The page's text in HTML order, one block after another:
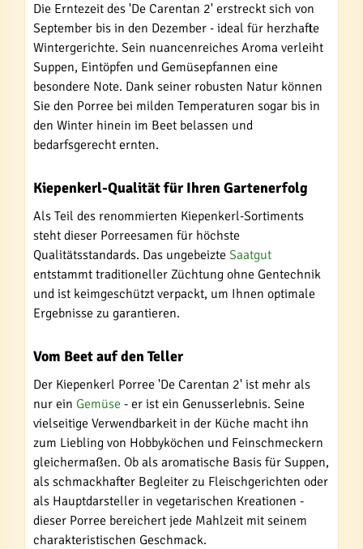
Die Erntezeit des 'De Carentan 2' erstreckt sich von
September bis in den Dezember - ideal für herzhafte
Wintergerichte. Sein nuancenreiches Aroma verleiht
Suppen, Eintöpfen und Gemüsepfannen eine
besondere Note. Dank seiner robusten Natur können
Sie den Porree bei milden Temperaturen sogar bis in
den Winter hinein im Beet belassen und
bedarfsgerecht ernten.
Kiepenkerl-Qualität für Ihren Gartenerfolg
Als Teil des renommierten Kiepenkerl-Sortiments
steht dieser Porreesamen für höchste
Qualitätsstandards. Das ungebeizte Saatgut
entstammt traditioneller Züchtung ohne Gentechnik
und ist keimgeschützt verpackt, um Ihnen optimale
Ergebnisse zu garantieren.
Vom Beet auf den Teller
Der Kiepenkerl Porree 'De Carentan 2' ist mehr als
nur ein Gemüse - er ist ein Genusserlebnis. Seine
vielseitige Verwendbarkeit in der Küche macht ihn
zum Liebling von Hobbyköchen und Feinschmeckern
gleichermaßen. Ob als aromatische Basis für Suppen,
als schmackhafter Begleiter zu Fleischgerichten oder
als Hauptdarsteller in vegetarischen Kreationen -
dieser Porree bereichert jede Mahlzeit mit seinem
charakteristischen Geschmack.